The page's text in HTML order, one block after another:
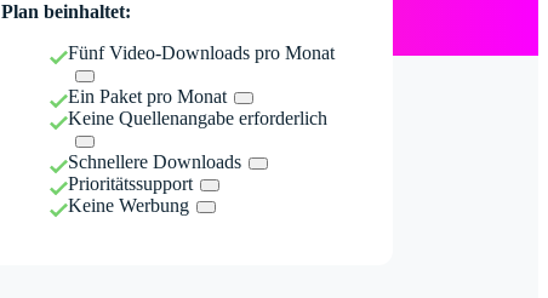
Plan beinhaltet:
Fünf Video-Downloads pro Monat
Ein Paket pro Monat
Keine Quellenangabe erforderlich
Schnellere Downloads
Prioritätssupport
Keine Werbung